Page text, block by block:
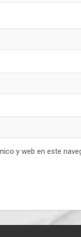
y web en este